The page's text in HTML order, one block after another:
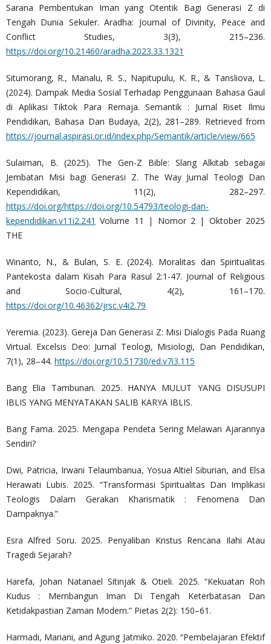
Sarana Pembentukan Iman yang Otentik Bagi Generasi Z di
Tengah Dunia Sekuler. Aradha: Journal of Divinity, Peace and
Conflict Studies, 3(3), 215–236.
https://doi.org/10.21460/aradha.2023.33.1321
Situmorang, R., Manalu, R. S., Napitupulu, K. R., & Tansliova, L.
(2024). Dampak Media Sosial Terhadap Penggunaan Bahasa Gaul
di Aplikasi Tiktok Para Remaja. Semantik : Jurnal Riset Ilmu
Pendidikan, Bahasa Dan Budaya, 2(2), 281–289. Retrieved from
https://journal.aspirasi.or.id/index.php/Semantik/article/view/665
Sulaiman, B. (2025). The Gen-Z Bible: Slang Alkitab sebagai
Jembatan Misi bagi Generasi Z. The Way Jurnal Teologi Dan
Kependidikan, 11(2), 282–297.
https://doi.org/https://doi.org/10.54793/teologi-dan-
kependidikan.v11i2.241 Volume 11 | Nomor 2 | Oktober 2025
THE
Winanto, N., & Bulan, S. E. (2024). Moralitas dan Spiritualitas
Pantekosta dalam Kisah Para Rasul 2:1-47. Journal of Religious
and Socio-Cultural, 4(2), 161–170.
https://doi.org/10.46362/jrsc.v4i2.79
Yeremia. (2023). Gereja Dan Generasi Z: Misi Dialogis Pada Ruang
Virtual. Excelsis Deo: Jurnal Teologi, Misiologi, Dan Pendidikan,
7(1), 28–44. https://doi.org/10.51730/ed.v7i3.115
Bang Elia Tambunan. 2025. HANYA MULUT YANG DISUSUPI
IBLIS YANG MENYATAKAN SALIB KARYA IBLIS.
Bang Fama. 2025. Mengapa Pendeta Sering Melawan Ajarannya
Sendiri?
Dwi, Patricia, Irwani Telaumbanua, Yosua Altiel Siburian, and Elsa
Herawati Lubis. 2025. “Transformasi Spiritualitas Dan Implikasi
Teologis Dalam Gerakan Kharismatik : Fenomena Dan
Dampaknya.”
Esra Alfred Soru. 2025. Penyaliban Kristus Rencana Ilahi Atau
Tragedi Sejarah?
Harefa, Johan Natanael Sitinjak & Otieli. 2025. “Kekuatan Roh
Kudus : Membangun Iman Di Tengah Keterbatasan Dan
Ketidakpastian Zaman Modern.” Pietas 2(2): 150–61.
Harmadi, Mariani, and Agung Jatmiko. 2020. “Pembelajaran Efektif